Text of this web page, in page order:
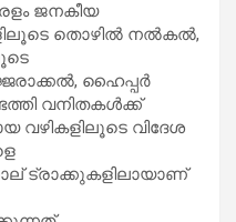
ജനകീയ
തൊഴിൽ നൽകൽ,
ഹൈപ്പർ
വനിതകൾക്ക്
വിദേശ
ട്രാക്കുകളിലായാണ്